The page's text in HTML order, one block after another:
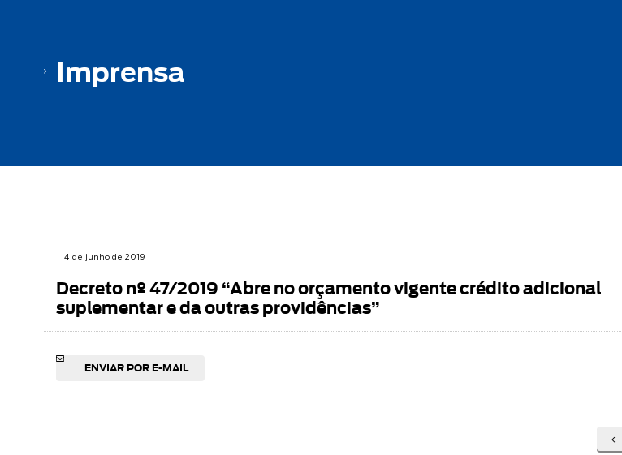
Imprensa
4 de junho de 2019
Decreto nº 47/2019 “Abre no orçamento vigente crédito adicional
suplementar e da outras providências”
ENVIAR POR E-MAIL